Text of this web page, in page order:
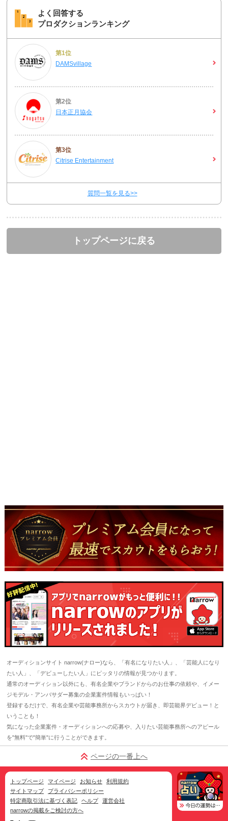
よく回答する
プロダクションランキング
第1位
DAMSvillage
第2位
日本正月協会
第3位
Citrise Entertainment
質問一覧を見る>>
トップページに戻る
オーディションサイト narrow(ナロー)なら、「有名になりたい人」、「芸能人になり
たい人」、「デビューしたい人」にピッタリの情報が見つかります。
通常のオーディション以外にも、有名企業やブランドからのお仕事の依頼や、イメー
ジモデル・アンバサダー募集の企業案件情報もいっぱい！
登録するだけで、有名企業や芸能事務所からスカウトが届き、即芸能界デビュー！と
いうことも！
気になった企業案件・オーディションへの応募や、入りたい芸能事務所へのアピール
を"無料"で"簡単"に行うことができます。
ページの一番上へ
トップページ マイページ お知らせ
利用規約
サイトマップ
プライバシーポリシー
特定商取引法に基づく表記
ヘルプ
運営会社
narrowの掲載をご検討の方へ